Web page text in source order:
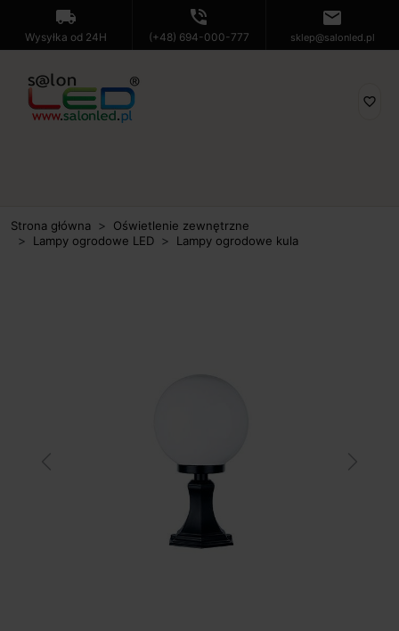
local_shipping
Wysyłka od 24H
phone_in_talk
(+48) 694-000-777
mail
sklep@salonled.pl
favorite_border
Strona główna
Oświetlenie zewnętrzne
Lampy ogrodowe LED
Lampy ogrodowe kula